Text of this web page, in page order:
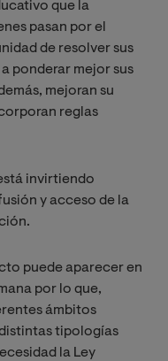
que la
pasan por el
de resolver sus
ponderar mejor sus
mejoran su
reglas
invirtiendo
y acceso de la
puede aparecer en
por lo que,
ámbitos
tipologías
la Ley